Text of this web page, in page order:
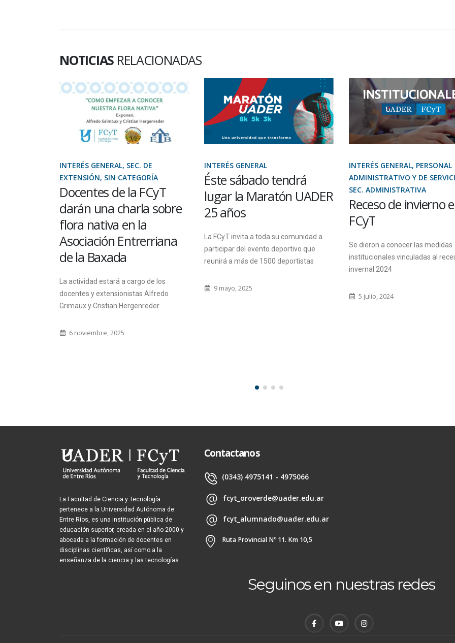
NOTICIAS RELACIONADAS
INTERÉS GENERAL, SEC. DE
EXTENSIÓN, SIN CATEGORÍA
Docentes de la FCyT
darán una charla sobre
flora nativa en la
Asociación Entrerriana
de la Baxada
La actividad estará a cargo de los
docentes y extensionistas Alfredo
Grimaux y Cristian Hergenreder.
6 noviembre, 2025
INTERÉS GENERAL
Éste sábado tendrá
lugar la Maratón UADER
25 años
La FCyT invita a toda su comunidad a
participar del evento deportivo que
reunirá a más de 1500 deportistas
9 mayo, 2025
INTERÉS GENERAL, PERSONAL
ADMINISTRATIVO Y DE
SEC. ADMINISTRATIVA
Receso de invierno
FCyT
Se dieron a conocer las medidas
institucionales vinculadas al
invernal 2024
5 julio, 2024
La Facultad de Ciencia y Tecnología
pertenece a la Universidad Autónoma de
Entre Ríos, es una institución pública de
educación superior, creada en el año 2000 y
abocada a la formación de docentes en
disciplinas científicas, así como a la
enseñanza de la ciencia y las tecnologías.
Contactanos
(0343) 4975141 - 4975066
fcyt_oroverde@uader.edu.ar
fcyt_alumnado@uader.edu.ar
Ruta Provincial Nº 11. Km 10,5
Seguinos en nuestras redes